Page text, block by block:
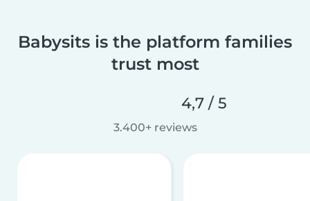
Babysits is the platform families
trust most
4,7 / 5
3.400+ reviews